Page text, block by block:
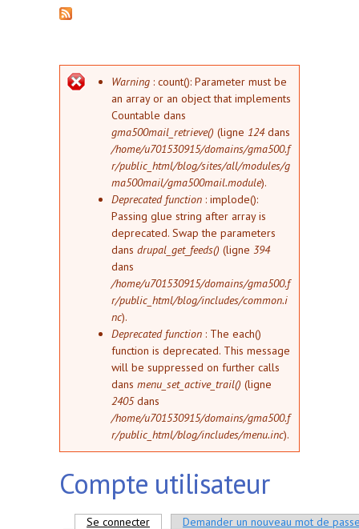
Message d'erreur
Warning : count(): Parameter must be
an array or an object that implements
Countable dans
gma500mail_retrieve() (ligne 124dans
/home/u701530915/domains/gma500.f
r/public_html/blog/sites/all/modules/g
ma500mail/gma500mail.module).
Deprecated function : implode():
Passing glue string after array is
deprecated. Swap the parameters
dans drupal_get_feeds() (ligne 394
dans
/home/u701530915/domains/gma500.f
r/public_html/blog/includes/common.i
nc).
Deprecated function : The each()
function is deprecated. This message
will be suppressed on further calls
dans menu_set_active_trail() (ligne
2405dans
/home/u701530915/domains/gma500.f
r/public_html/blog/includes/menu.inc).
Compte utilisateur
Se connecter (onglet actif)Demander un nouveau mot de